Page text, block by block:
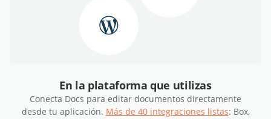
En la plataforma que utilizas
Conecta Docs para editar documentos directamente
desde tu aplicación. Más de 40 integraciones listas: Box,